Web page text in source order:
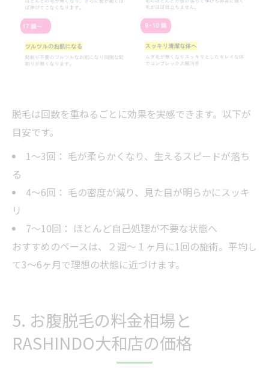
脱毛は回数を重ねるごとに効果を実感できます。以下が
目安です。
1〜3回： 毛が柔らかくなり、生えるスピードが落ち
る
4〜6回： 毛の密度が減り、見た目が明らかにスッキ
リ
7〜10回： ほとんど自己処理が不要な状態へ
おすすめのペースは、２週〜１ヶ月に1回の施術。平均し
て3〜6ヶ月で理想の状態に近づけます。
5. お腹脱毛の料金相場と
RASHINDO大和店の価格